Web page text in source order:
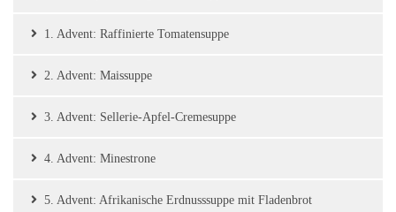
1. Advent: Raffinierte Tomatensuppe
2. Advent: Maissuppe
3. Advent: Sellerie-Apfel-Cremesuppe
4. Advent: Minestrone
5. Advent: Afrikanische Erdnusssuppe mit Fladenbrot